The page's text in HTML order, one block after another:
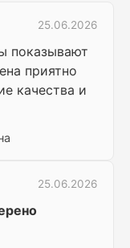
25.06.2026
показывают
приятно
качества и
25.06.2026